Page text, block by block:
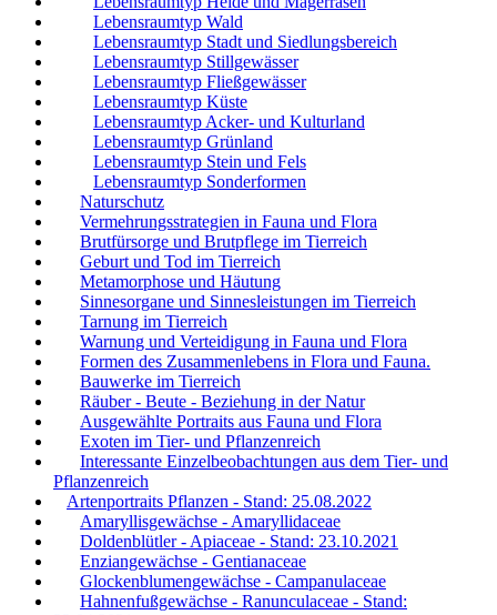
Lebensraumtyp Wald
Lebensraumtyp Stadt und Siedlungsbereich
Lebensraumtyp Stillgewässer
Lebensraumtyp Fließgewässer
Lebensraumtyp Küste
Lebensraumtyp Acker- und Kulturland
Lebensraumtyp Grünland
Lebensraumtyp Stein und Fels
Lebensraumtyp Sonderformen
Naturschutz
Vermehrungsstrategien in Fauna und Flora
Brutfürsorge und Brutpflege im Tierreich
Geburt und Tod im Tierreich
Metamorphose und Häutung
Sinnesorgane und Sinnesleistungen im Tierreich
Tarnung im Tierreich
Warnung und Verteidigung in Fauna und Flora
Formen des Zusammenlebens in Flora und Fauna.
Bauwerke im Tierreich
Räuber - Beute - Beziehung in der Natur
Ausgewählte Portraits aus Fauna und Flora
Exoten im Tier- und Pflanzenreich
Interessante Einzelbeobachtungen aus dem Tier- und
Pflanzenreich
Artenportraits Pflanzen - Stand: 25.08.2022
Amaryllisgewächse - Amaryllidaceae
Doldenblütler - Apiaceae - Stand: 23.10.2021
Enziangewächse - Gentianaceae
Glockenblumengewächse - Campanulaceae
Hahnenfußgewächse - Ranunculaceae - Stand: